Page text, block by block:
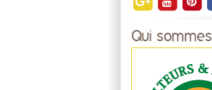
Qui sommes